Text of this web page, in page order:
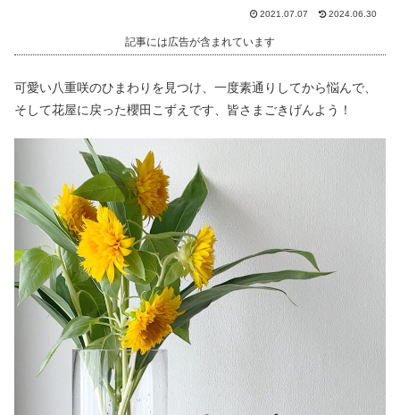
2021.07.07 2024.06.30
記事には広告が含まれています
可愛い八重咲のひまわりを見つけ、一度素通りしてから悩んで、
そして花屋に戻った櫻田こずえです、皆さまごきげんよう！